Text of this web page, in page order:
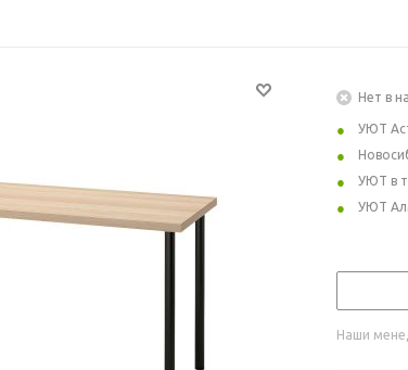
Нет в
УЮТ
УЮТ в
УЮТ
Наши